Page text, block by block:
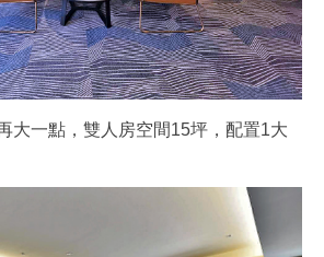
大一點，雙人房空間15坪，配置1大